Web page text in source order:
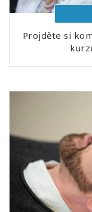
Projděte si